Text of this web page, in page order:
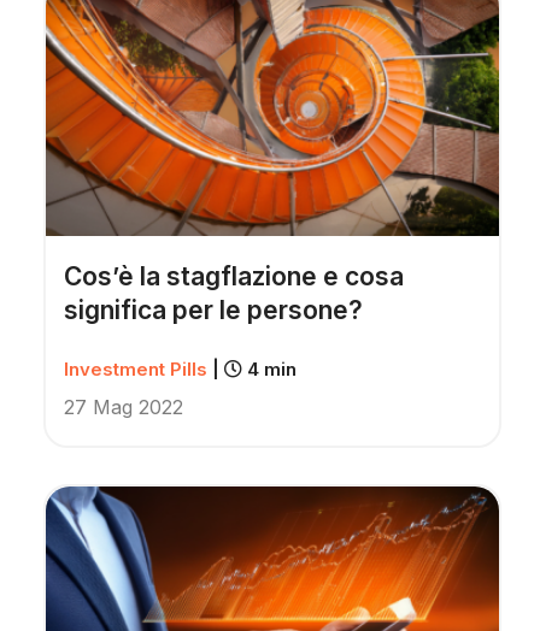
Cos’è la stagflazione e cosa
significa per le persone?
Investment Pills 4 min
27 Mag 2022